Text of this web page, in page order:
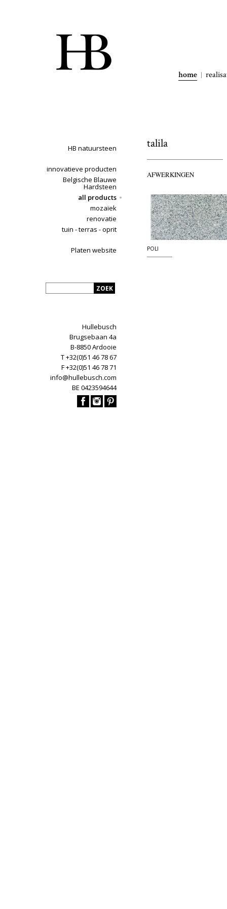
home
HB natuursteen
innovatieve producten
Belgische Blauwe
Hardsteen
all products
mozaïek
renovatie
tuin - terras - oprit
Platen website
Hullebusch
Brugsebaan 4a
B-8850 Ardooie
T +32(0)51 46 78 67
F +32(0)51 46 78 71
info@hullebusch.com
BE 0423594644
talila
AFWERKINGEN
POLI